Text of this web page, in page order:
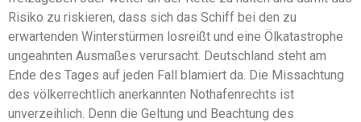
Risiko zu riskieren, dass sich das Schiff bei den zu
erwartenden Winterstürmen losreißt und eine Ölkatastrophe
ungeahnten Ausmaßes verursacht. Deutschland steht am
Ende des Tages auf jeden Fall blamiert da. Die Missachtung
des völkerrechtlich anerkannten Nothafenrechts ist
unverzeihlich. Denn die Geltung und Beachtung des